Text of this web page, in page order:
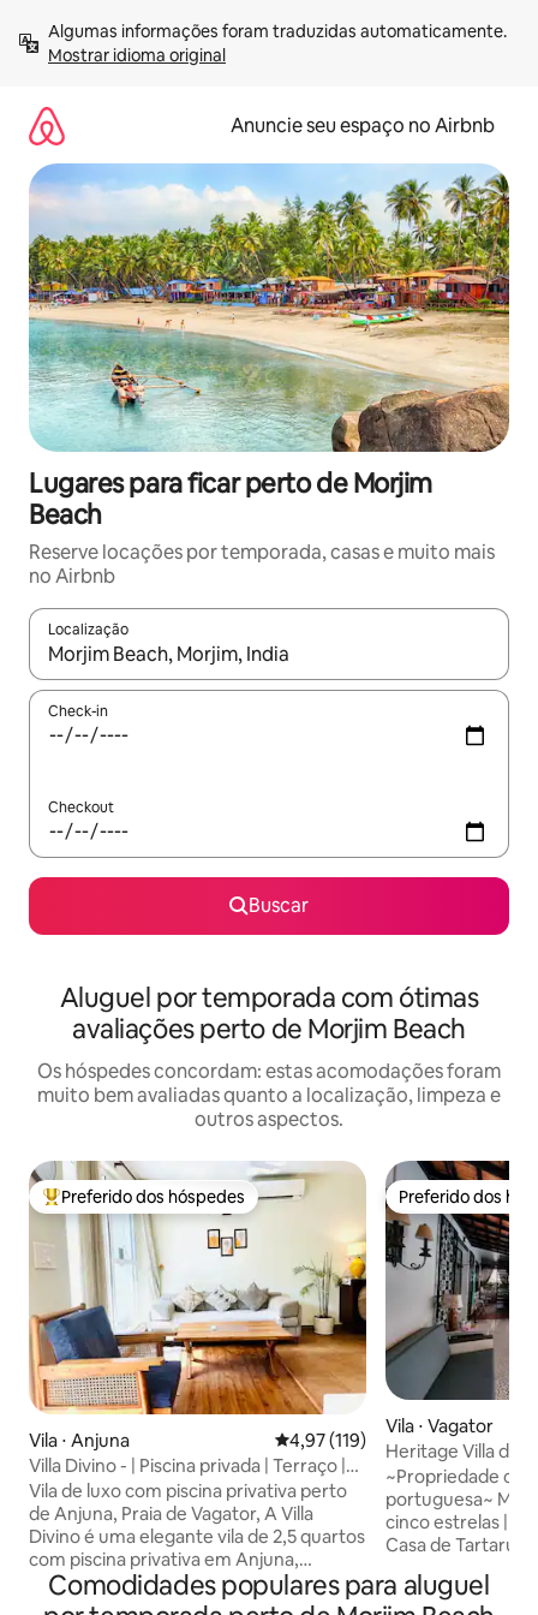
para
Mostrar idioma original
Anuncie seu espaço no Airbnb
Lugares para ficar perto de Morjim
Beach
Reserve locações por temporada, casas e muito mais
no Airbnb
Localização
Quando os resultados estiverem disponíveis, explore-os
Check-in
Checkout
Buscar
Aluguel por temporada com ótimas
avaliações perto de Morjim Beach
Os hóspedes concordam: estas acomodações foram
muito bem avaliadas quanto a localização, limpeza e
outros aspectos.
Entre os melhores preferidos dos hóspedes
Preferido dos hóspedes
Vila ⋅ Anjuna 4,97 de uma avaliação média de
4,97 (119)
Villa Divino - | Piscina privada | Terraço |
Wi-Fi | Praia
Vila de luxo com piscina privativa perto
de Anjuna, Praia de Vagator, A Villa
Divino é uma elegante vila de 2,5 quartos
com piscina privativa em Anjuna,
escondida em um cinturão verde
exuberante e tranquilo, mas a poucos
Preferido dos
Preferido dos
Vila ⋅ Vagator
Heritage Villa de
Piscina privativa |
~Propriedade
portuguesa~ Mais de 100 avaliações de
cinco estrelas |
Casa de
Assagao, no
Comodidades populares para aluguel